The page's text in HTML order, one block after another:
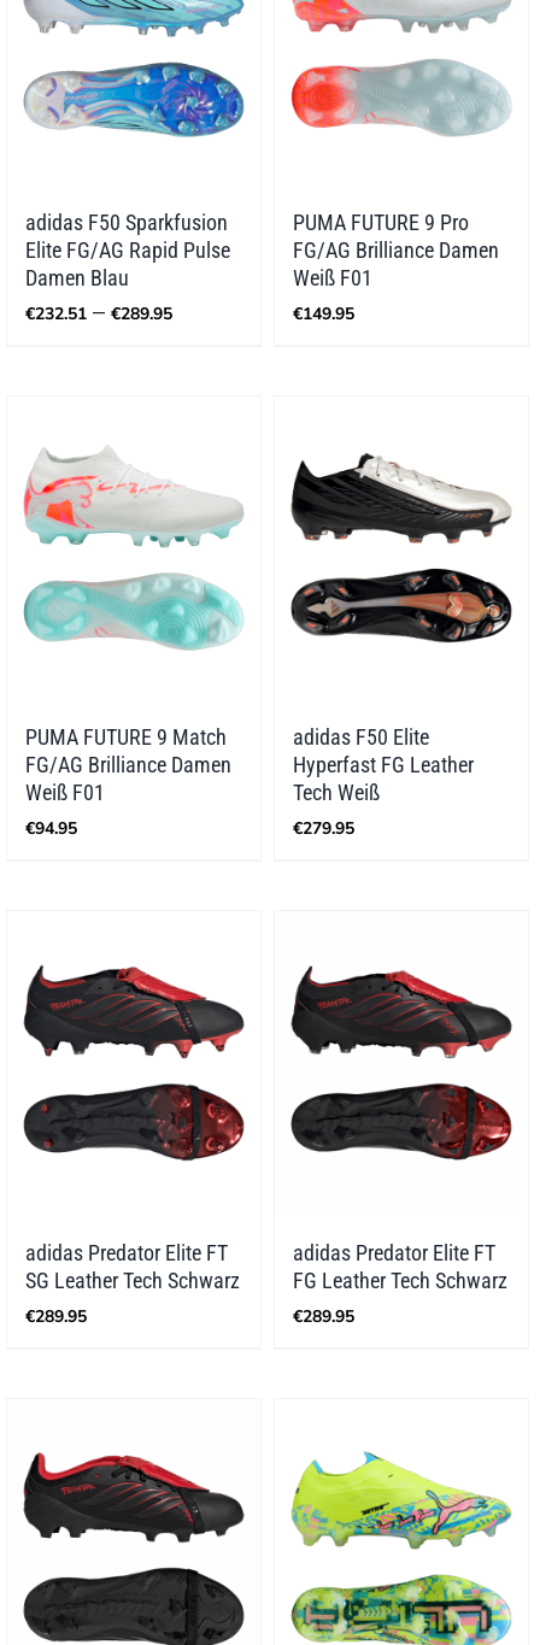
adidas F50 Sparkfusion
Elite FG/AG Rapid Pulse
Damen Blau
€232.51 – €289.95Preisspanne:
PUMA FUTURE 9 Pro
FG/AG Brilliance Damen
Weiß F01
€149.95
PUMA FUTURE 9 Match
FG/AG Brilliance Damen
Weiß F01
€94.95
adidas F50 Elite
Hyperfast FG Leather
Tech Weiß
€279.95
adidas Predator Elite FT
SG Leather Tech Schwarz
€289.95
adidas Predator Elite FT
FG Leather Tech Schwarz
€289.95